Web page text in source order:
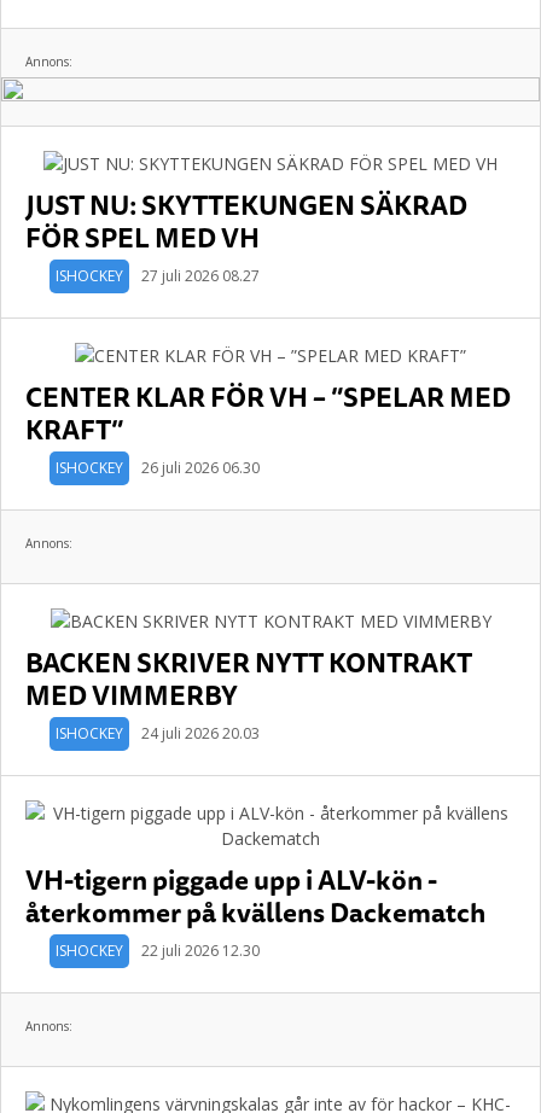
Annons:
JUST NU: SKYTTEKUNGEN SÄKRAD
FÖR SPEL MED VH
ISHOCKEY 27 juli 2026 08.27
CENTER KLAR FÖR VH – ”SPELAR MED
KRAFT”
ISHOCKEY 26 juli 2026 06.30
Annons:
BACKEN SKRIVER NYTT KONTRAKT
MED VIMMERBY
ISHOCKEY 24 juli 2026 20.03
VH-tigern piggade upp i ALV-kön -
återkommer på kvällens Dackematch
ISHOCKEY 22 juli 2026 12.30
Annons: